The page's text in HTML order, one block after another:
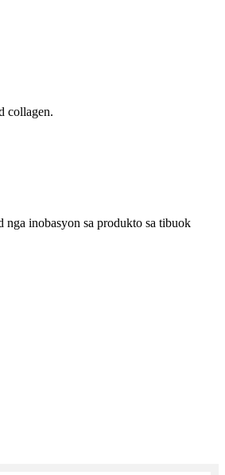
collagen.
nga inobasyon sa produkto sa tibuok